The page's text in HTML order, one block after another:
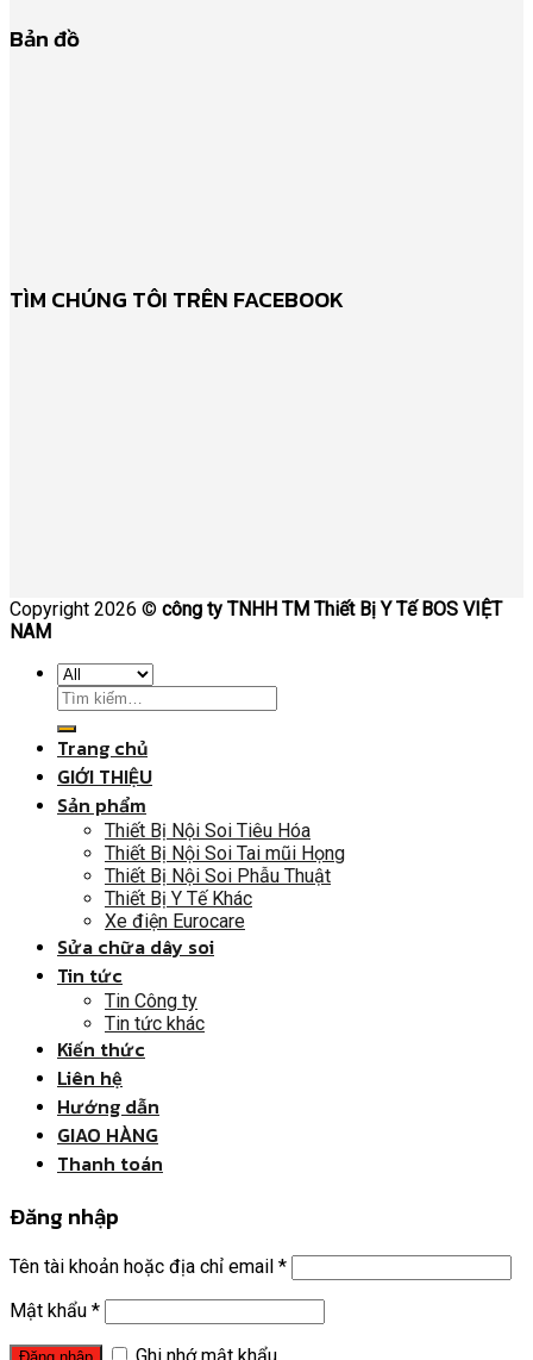
Bản đồ
TÌM CHÚNG TÔI TRÊN FACEBOOK
Copyright 2026 © công ty TNHH TM Thiết Bị Y Tế BOS VIỆT
NAM
Trang chủ
GIỚI THIỆU
Sản phẩm
Thiết Bị Nội Soi Tiêu Hóa
Thiết Bị Nội Soi Tai mũi Họng
Thiết Bị Nội Soi Phẫu Thuật
Thiết Bị Y Tế Khác
Xe điện Eurocare
Sửa chữa dây soi
Tin tức
Tin Công ty
Tin tức khác
Kiến thức
Liên hệ
Hướng dẫn
GIAO HÀNG
Thanh toán
Đăng nhập
Tên tài khoản hoặc địa chỉ email *
Mật khẩu *